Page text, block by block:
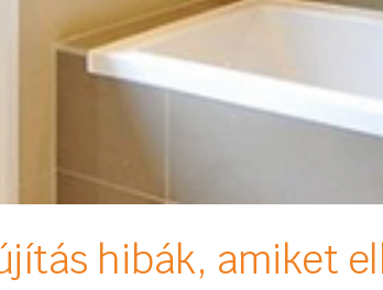
hibák, amiket